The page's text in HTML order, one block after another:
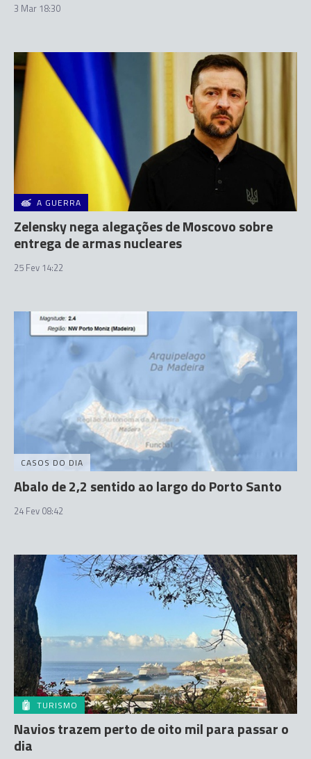
3 Mar 18:30
A GUERRA
Zelensky nega alegações de Moscovo sobre
entrega de armas nucleares
25 Fev 14:22
CASOS DO DIA
Abalo de 2,2 sentido ao largo do Porto Santo
24 Fev 08:42
TURISMO
Navios trazem perto de oito mil para passar o
dia